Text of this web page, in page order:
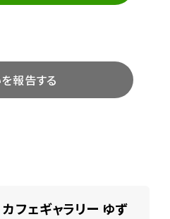
報告する
カフェギャラリー ゆず